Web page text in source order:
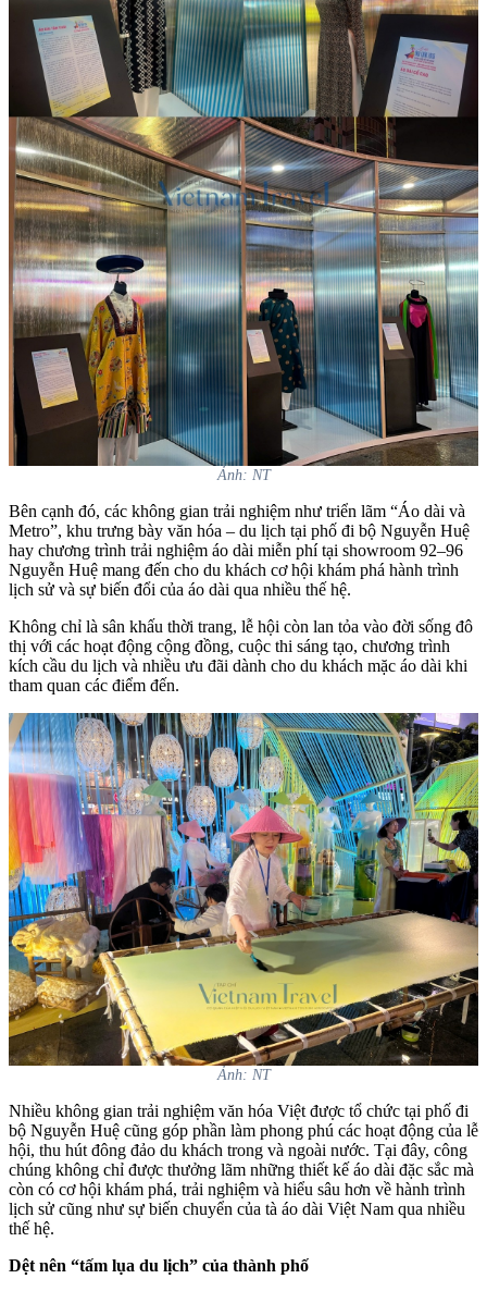
Ảnh: NT
Bên cạnh đó, các không gian trải nghiệm như triển lãm “Áo dài và
Metro”, khu trưng bày văn hóa – du lịch tại phố đi bộ Nguyễn Huệ
hay chương trình trải nghiệm áo dài miễn phí tại showroom 92–96
Nguyễn Huệ mang đến cho du khách cơ hội khám phá hành trình
lịch sử và sự biến đổi của áo dài qua nhiều thế hệ.
Không chỉ là sân khấu thời trang, lễ hội còn lan tỏa vào đời sống đô
thị với các hoạt động cộng đồng, cuộc thi sáng tạo, chương trình
kích cầu du lịch và nhiều ưu đãi dành cho du khách mặc áo dài khi
tham quan các điểm đến.
Ảnh: NT
Nhiều không gian trải nghiệm văn hóa Việt được tổ chức tại phố đi
bộ Nguyễn Huệ cũng góp phần làm phong phú các hoạt động của lễ
hội, thu hút đông đảo du khách trong và ngoài nước. Tại đây, công
chúng không chỉ được thưởng lãm những thiết kế áo dài đặc sắc mà
còn có cơ hội khám phá, trải nghiệm và hiểu sâu hơn về hành trình
lịch sử cũng như sự biến chuyển của tà áo dài Việt Nam qua nhiều
thế hệ.
Dệt nên “tấm lụa du lịch” của thành phố